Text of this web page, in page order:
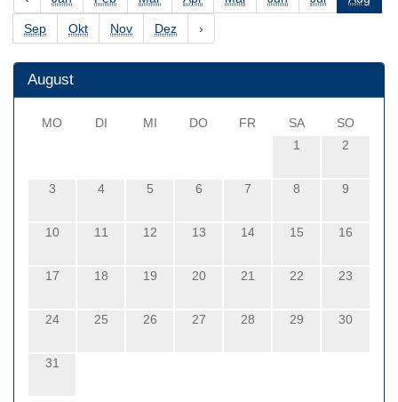
Sep Okt Nov Dez ›
August
MO DI MI DO FR SA
SO
1
2
3 4 5 6 7 8 9
10 11 12 13 14 15 16
17 18 19 20 21 22 23
24 25 26 27 28 29 30
31